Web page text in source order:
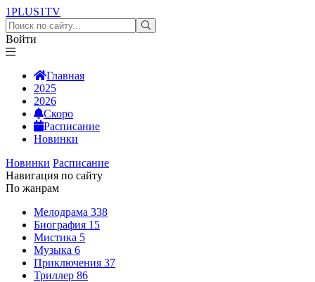
1PLUS1TV
Войти
Главная
2025
2026
Скоро
Расписание
Новинки
Новинки Расписание
Навигация по сайту
По жанрам
Мелодрама 338
Биография 15
Мистика 5
Музыка 6
Приключения 37
Триллер 86